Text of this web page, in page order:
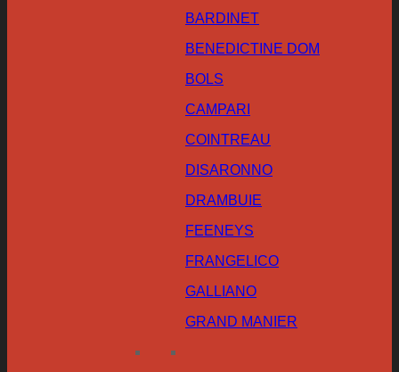
BARDINET
BENEDICTINE DOM
BOLS
CAMPARI
COINTREAU
DISARONNO
DRAMBUIE
FEENEYS
FRANGELICO
GALLIANO
GRAND MANIER